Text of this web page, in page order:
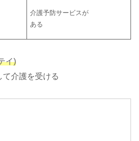
介護予防サービスが
ある
イ)
介護を受ける